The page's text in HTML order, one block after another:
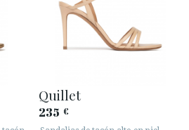
Quillet
235 €